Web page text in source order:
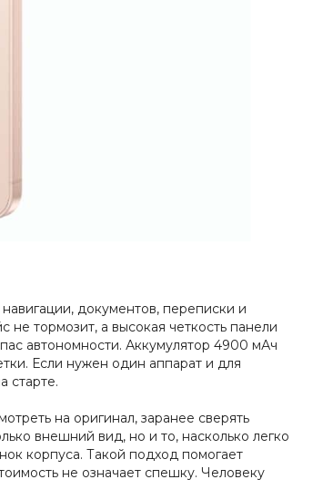
документов, переписки и
тормозит, а высокая четкость панели
автономности. Аккумулятор 4900 мАч
Если нужен один аппарат и для
старте.
на оригинал, заранее сверять
внешний вид, но и то, насколько легко
корпуса. Такой подход помогает
не означает спешку. Человеку